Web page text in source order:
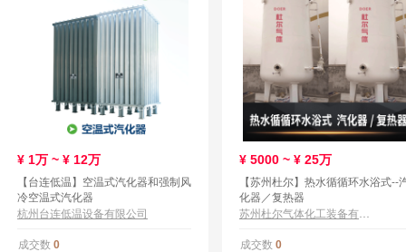
¥ 1万 ~ ¥ 12万
【台连低温】空温式汽化器和强制风
冷空温式汽化器
杭州台连低温设备有限公司
成交数 0
¥ 5000 ~ ¥ 25万
【苏州杜尔】热水循循环水浴式--
化器／复热器
成交数 0